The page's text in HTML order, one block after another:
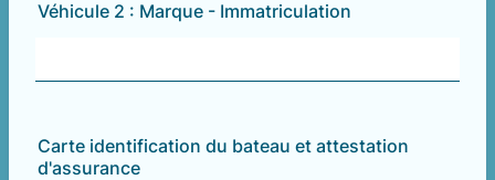
Véhicule 2 : Marque - Immatriculation
Carte identification du bateau et attestation
d'assurance